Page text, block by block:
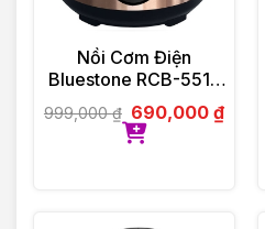
Nồi Cơm Điện
Bluestone RCB-5519
700W 1.8 Lít
999,000₫ 690,000₫